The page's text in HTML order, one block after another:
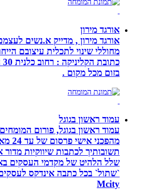
אורגד מירון
אורגד מירון , מדייק א.נשים לעצמם
מחוללי שינוי לתכלית עיצובם
כתובת
בזום מכל מקום .
עמוד ראשון בגוגל
עמוד ראשון בגוגל, פורום המומחים,
מהפכני אישי
תשובותיך לכתבות שיווקיות מדור
שלל הלהיט של מקדמי העסקים
`שתול` בכל כתבה אינדקס לעסקים
Mcity